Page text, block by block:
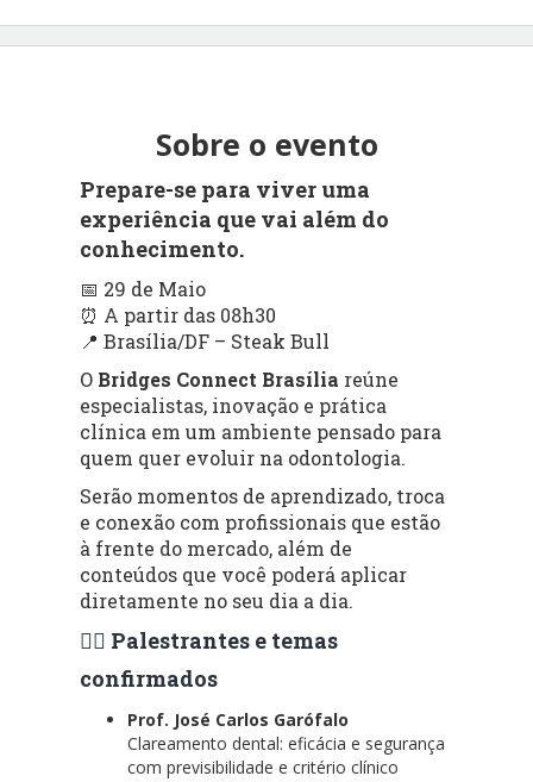
Sobre o evento
Prepare-se para viver uma
experiência que vai além do
conhecimento.
📅 29 de Maio
⏰ A partir das 08h30
📍 Brasília/DF – Steak Bull
O Bridges Connect Brasília reúne
especialistas, inovação e prática
clínica em um ambiente pensado para
quem quer evoluir na odontologia.
Serão momentos de aprendizado, troca
e conexão com profissionais que estão
à frente do mercado, além de
conteúdos que você poderá aplicar
diretamente no seu dia a dia.
👨‍⚕️ Palestrantes e temas
confirmados
Prof. José Carlos Garófalo
Clareamento dental: eficácia e segurança
com previsibilidade e critério clínico